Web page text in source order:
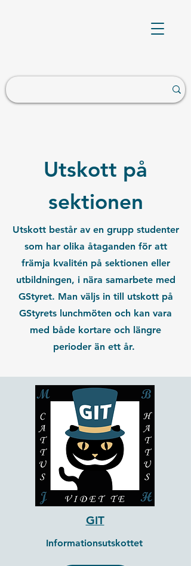
Utskott på
sektionen
Utskott består av en grupp studenter
som har olika åtaganden för att
främja kvalitén på sektionen eller
utbildningen, i nära samarbete med
GStyret. Man väljs in till utskott på
GStyrets lunchmöten och kan vara
med både kortare och längre
perioder än ett år.
GIT
Informationsutskottet